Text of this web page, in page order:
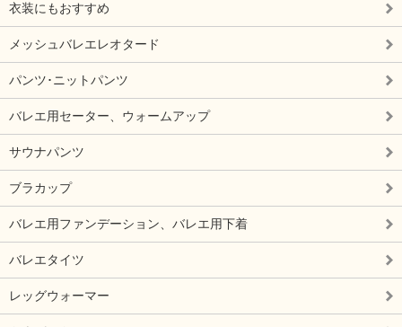
衣装にもおすすめ
メッシュバレエレオタード
パンツ･ニットパンツ
バレエ用セーター、ウォームアップ
サウナパンツ
ブラカップ
バレエ用ファンデーション、バレエ用下着
バレエタイツ
レッグウォーマー